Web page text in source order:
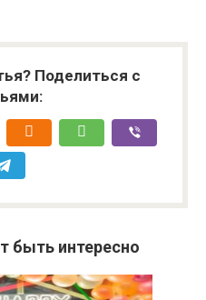
Поделиться с
быть интересно